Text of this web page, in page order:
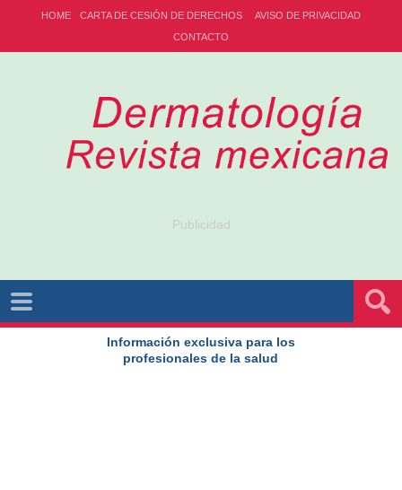
HOME CARTA DE CESIÓN DE DERECHOS
AVISO DE PRIVACIDAD
CONTACTO
Publicidad
Información exclusiva para los
profesionales de la salud